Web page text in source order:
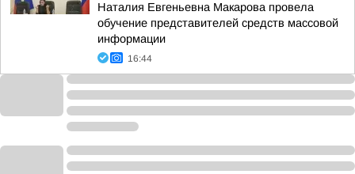
Наталия Евгеньевна Макарова провела
обучение представителей средств массовой
информации
16:44